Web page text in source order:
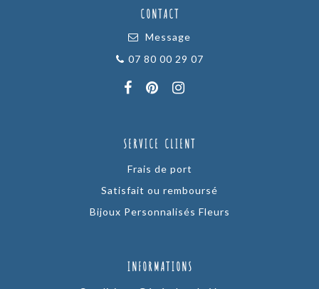
CONTACT
Message
07 80 00 29 07
SERVICE CLIENT
Frais de port
Satisfait ou remboursé
Bijoux Personnalisés Fleurs
INFORMATIONS